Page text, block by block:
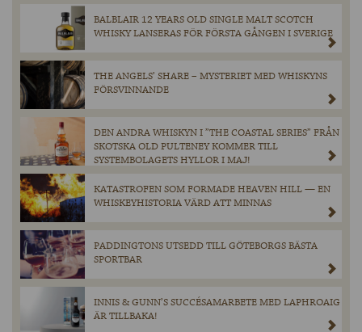
BALBLAIR 12 YEARS OLD SINGLE MALT SCOTCH
WHISKY LANSERAS FÖR FÖRSTA GÅNGEN I SVERIGE
THE ANGELS’ SHARE – MYSTERIET MED WHISKYNS
FÖRSVINNANDE
DEN ANDRA WHISKYN I ”THE COASTAL SERIES” FRÅN
SKOTSKA OLD PULTENEY KOMMER TILL
SYSTEMBOLAGETS HYLLOR I MAJ!
KATASTROFEN SOM FORMADE HEAVEN HILL — EN
WHISKEYHISTORIA VÄRD ATT MINNAS
PADDINGTONS UTSEDD TILL GÖTEBORGS BÄSTA
SPORTBAR
INNIS & GUNN’S SUCCÉSAMARBETE MED LAPHROAIG
ÄR TILLBAKA!